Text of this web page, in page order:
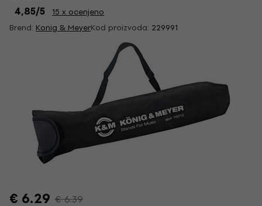
4,85/5
15 x ocenjeno
Brend: Konig & MeyerKod proizvoda: 229991
€ 6.29 € 6.39